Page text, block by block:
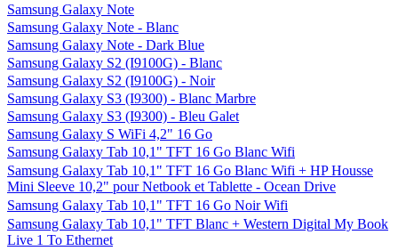
Samsung Galaxy Note
Samsung Galaxy Note - Blanc
Samsung Galaxy Note - Dark Blue
Samsung Galaxy S2 (I9100G) - Blanc
Samsung Galaxy S2 (I9100G) - Noir
Samsung Galaxy S3 (I9300) - Blanc Marbre
Samsung Galaxy S3 (I9300) - Bleu Galet
Samsung Galaxy S WiFi 4,2" 16 Go
Samsung Galaxy Tab 10,1" TFT 16 Go Blanc Wifi
Samsung Galaxy Tab 10,1" TFT 16 Go Blanc Wifi + HP Housse
Mini Sleeve 10,2" pour Netbook et Tablette - Ocean Drive
Samsung Galaxy Tab 10,1" TFT 16 Go Noir Wifi
Samsung Galaxy Tab 10,1" TFT Blanc + Western Digital My Book
Live 1 To Ethernet